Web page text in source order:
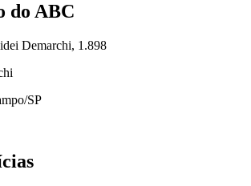
do ABC
Demarchi, 1.898
SP